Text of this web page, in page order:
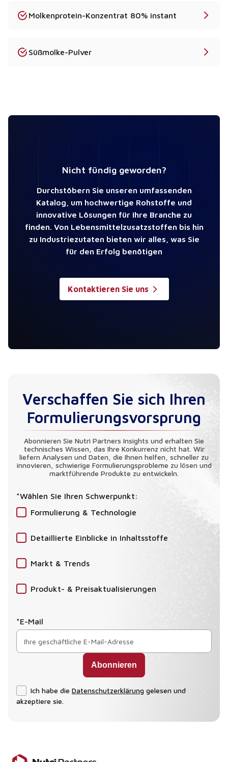
Molkenprotein-Konzentrat 80% instant
Süßmolke-Pulver
Nicht fündig geworden?
Durchstöbern Sie unseren umfassenden
Katalog, um hochwertige Rohstoffe und
innovative Lösungen für Ihre Branche zu
finden. Von Lebensmittelzusatzstoffen bis hin
zu Industriezutaten bieten wir alles, was Sie
für den Erfolg benötigen
Kontaktieren Sie uns
Verschaffen Sie sich Ihren
Formulierungsvorsprung
Abonnieren Sie Nutri Partners Insights und erhalten Sie
technisches Wissen, das Ihre Konkurrenz nicht hat. Wir
liefern Analysen und Daten, die Ihnen helfen, schneller zu
innovieren, schwierige Formulierungsprobleme zu lösen und
marktführende Produkte zu entwickeln.
*Wählen Sie Ihren Schwerpunkt:
Formulierung & Technologie
Detaillierte Einblicke in Inhaltsstoffe
Markt & Trends
Produkt- & Preisaktualisierungen
*E-Mail
Ich habe die Datenschutzerklärung gelesen und
akzeptiere sie.